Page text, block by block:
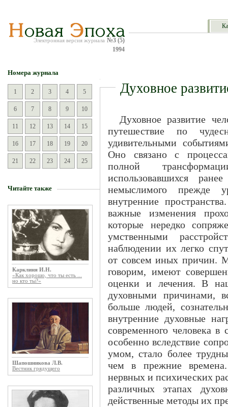
Электронная версия журнала №3 (5)
1994
Номера журнала
1 2 3 4 5
6 7 8 9 10
11 12 13 14 15
16 17 18 19 20
21 22 23 24 25
Читайте также
Карклиня И.Н.
«Как хорошо, что ты есть ...
но кто ты?»
Шапошникова Л.В.
Вестник грядущего
Духовное
Духовное развитие
путешествие по
удивительными
Оно связано с
полной
использовавшихся
немыслимого прежде
внутренние
важные изменения
которые нередко
умственными
наблюдении их легко
от совсем иных причин.
говорим, имеют
оценки и лечения. В
духовными причинами,
больше людей,
внутренние духовные
современного человека
особенно вследствие
умом, стало более
чем в прежние времена.
нервных и психических
различных этапах
действенные методы их